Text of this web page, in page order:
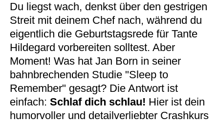
Du liegst wach, denkst über den gestrigen
Streit mit deinem Chef nach, während du
eigentlich die Geburtstagsrede für Tante
Hildegard vorbereiten solltest. Aber
Moment! Was hat Jan Born in seiner
bahnbrechenden Studie "Sleep to
Remember" gesagt? Die Antwort ist
einfach: Schlaf dich schlau! Hier ist dein
humorvoller und detailverliebter Crashkurs